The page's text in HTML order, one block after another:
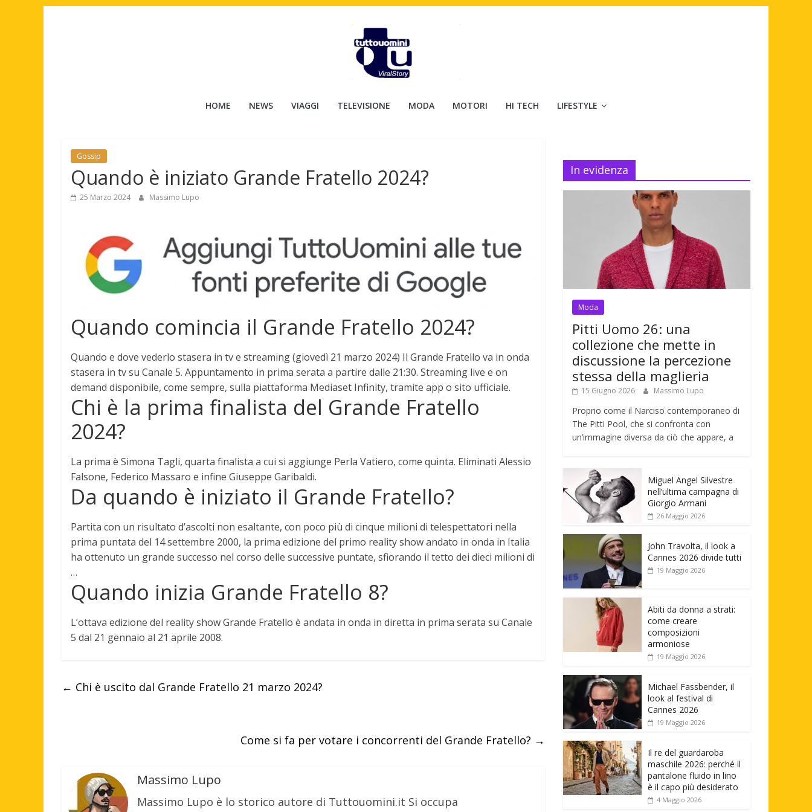
Tuttouomini
Cinema,
Motori,
gay
news
maschile
HOME NEWS VIAGGI TELEVISIONE MODA MOTORI HI TECH LIFESTYLE
Gossip
Quando è iniziato Grande Fratello 2024?
25 Marzo 2024 Massimo Lupo
Quando comincia il Grande Fratello 2024?
Quando e dove vederlo stasera in tv e streaming (giovedì 21 marzo 2024) Il Grande Fratello va in onda
stasera in tv su Canale 5. Appuntamento in prima serata a partire dalle 21:30. Streaming live e on
demand disponibile, come sempre, sulla piattaforma Mediaset Infinity, tramite app o sito ufficiale.
Chi è la prima finalista del Grande Fratello
2024?
La prima è Simona Tagli, quarta finalista a cui si aggiunge Perla Vatiero, come quinta. Eliminati Alessio
Falsone, Federico Massaro e infine Giuseppe Garibaldi.
Da quando è iniziato il Grande Fratello?
Partita con un risultato d’ascolti non esaltante, con poco più di cinque milioni di telespettatori nella
prima puntata del 14 settembre 2000, la prima edizione del primo reality show andato in onda in Italia
ha ottenuto un grande successo nel corso delle successive puntate, sfiorando il tetto dei dieci milioni di
…
Quando inizia Grande Fratello 8?
L’ottava edizione del reality show Grande Fratello è andata in onda in diretta in prima serata su Canale
5 dal 21 gennaio al 21 aprile 2008.
← Chi è uscito dal Grande Fratello 21 marzo 2024?
Come si fa per votare i concorrenti del Grande Fratello? →
Massimo Lupo
Massimo Lupo è lo storico autore di Tuttouomini.it Si occupa
In evidenza
Moda
Pitti Uomo 26: una
collezione che mette in
discussione la percezione
stessa della maglieria
15 Giugno 2026 Massimo Lupo
Proprio come il Narciso contemporaneo di
The Pitti Pool, che si confronta con
un’immagine diversa da ciò che appare, a
Miguel Angel Silvestre
nell’ultima campagna di
Giorgio Armani
26 Maggio 2026
John Travolta, il look a
Cannes 2026 divide tutti
19 Maggio 2026
Abiti da donna a strati:
come creare
composizioni
armoniose
19 Maggio 2026
Michael Fassbender, il
look al festival di
Cannes 2026
19 Maggio 2026
Il re del guardaroba
maschile 2026: perché il
pantalone fluido in lino
è il capo più desiderato
4 Maggio 2026